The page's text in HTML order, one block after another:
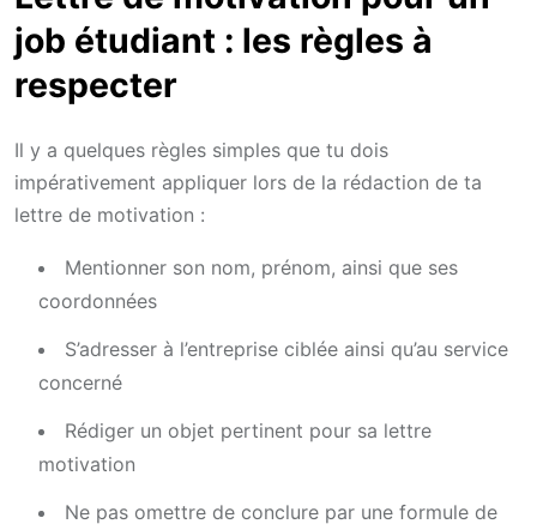
job étudiant : les règles à
respecter
Il y a quelques règles simples que tu dois
impérativement appliquer lors de la rédaction de ta
lettre de motivation :
Mentionner son nom, prénom, ainsi que ses
coordonnées
S’adresser à l’entreprise ciblée ainsi qu’au service
concerné
Rédiger un objet pertinent pour sa lettre
motivation
Ne pas omettre de conclure par une formule de